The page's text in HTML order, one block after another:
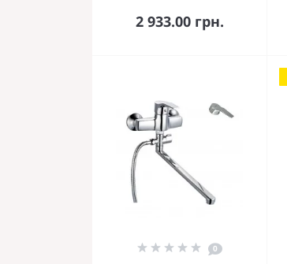
2 933.00 грн.
В корзину
0